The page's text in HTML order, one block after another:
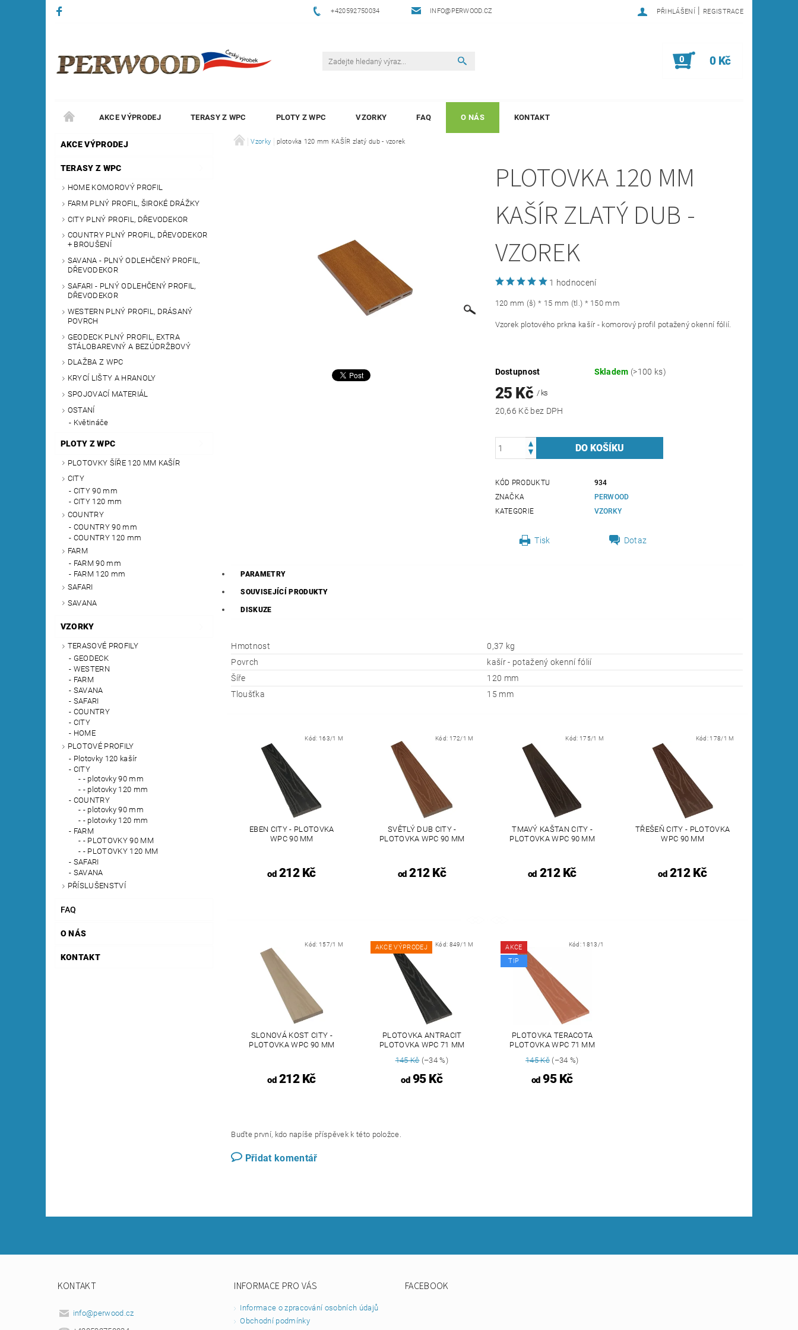
+420592750034 INFO@PERWOOD.CZ PŘIHLÁŠENÍ | REGISTRACE
0 0 Kč
AKCE VÝPRODEJ TERASY Z WPC PLOTY Z WPC VZORKY FAQ O NÁS KONTAKT
AKCE VÝPRODEJ
TERASY Z WPC
HOME KOMOROVÝ PROFIL
FARM PLNÝ PROFIL, ŠIROKÉ DRÁŽKY
CITY PLNÝ PROFIL, DŘEVODEKOR
COUNTRY PLNÝ PROFIL, DŘEVODEKOR
+ BROUŠENÍ
SAVANA - PLNÝ ODLEHČENÝ PROFIL,
DŘEVODEKOR
SAFARI - PLNÝ ODLEHČENÝ PROFIL,
DŘEVODEKOR
WESTERN PLNÝ PROFIL, DRÁSANÝ
POVRCH
GEODECK PLNÝ PROFIL, EXTRA
STÁLOBAREVNÝ A BEZÚDRŽBOVÝ
DLAŽBA Z WPC
KRYCÍ LIŠTY A HRANOLY
SPOJOVACÍ MATERIÁL
OSTANÍ
Květináče
PLOTY Z WPC
PLOTOVKY ŠÍŘE 120 MM KAŠÍR
CITY
CITY 90 mm
CITY 120 mm
COUNTRY
COUNTRY 90 mm
COUNTRY 120 mm
FARM
FARM 90 mm
FARM 120 mm
SAFARI
SAVANA
VZORKY
TERASOVÉ PROFILY
GEODECK
WESTERN
FARM
SAVANA
SAFARI
COUNTRY
CITY
HOME
PLOTOVÉ PROFILY
Plotovky 120 kašír
CITY
- plotovky 90 mm
- plotovky 120 mm
COUNTRY
- plotovky 90 mm
- plotovky 120 mm
FARM
- PLOTOVKY 90 MM
- PLOTOVKY 120 MM
SAFARI
SAVANA
PŘÍSLUŠENSTVÍ
FAQ
O NÁS
KONTAKT
Vzorky plotovka 120 mm KAŠÍR zlatý dub - vzorek
PLOTOVKA 120 MM
KAŠÍR ZLATÝ DUB -
VZOREK
1 hodnocení
120 mm (š) * 15 mm (tl.) * 150 mm
Vzorek plotového prkna kašír - komorový profil potažený okenní fólií.
Dostupnost Skladem (>100 ks)
25 Kč / ks
20,66 Kč bez DPH
KÓD PRODUKTU
934
ZNAČKA
PERWOOD
KATEGORIE
VZORKY
Tisk Dotaz
PARAMETRY
SOUVISEJÍCÍ PRODUKTY
DISKUZE
Hmotnost
0,37 kg
Povrch
kašír - potažený okenní fólií
Šíře
120 mm
Tloušťka
15 mm
Kód: 163/1 M
EBEN CITY - PLOTOVKA
WPC 90 MM
od212 Kč
Kód: 172/1 M
SVĚTLÝ DUB CITY -
PLOTOVKA WPC 90 MM
od212 Kč
Kód: 175/1 M
TMAVÝ KAŠTAN CITY -
PLOTOVKA WPC 90 MM
od212 Kč
Kód: 178/1 M
TŘEŠEŇ CITY - PLOTOVKA
WPC 90 MM
od212 Kč
Kód: 157/1 M
SLONOVÁ KOST CITY -
PLOTOVKA WPC 90 MM
od212 Kč
AKCE VÝPRODEJ Kód: 849/1 M
PLOTOVKA ANTRACIT
PLOTOVKA WPC 71 MM
145 Kč(–34 %)
od95 Kč
AKCE
TIP
Kód: 1813/1
PLOTOVKA TERACOTA
PLOTOVKA WPC 71 MM
145 Kč(–34 %)
od95 Kč
Buďte první, kdo napíše příspěvek k této položce.
Přidat komentář
KONTAKT
info@perwood.cz
INFORMACE PRO VÁS
Informace o zpracování osobních údajů
Obchodní podmínky
FACEBOOK